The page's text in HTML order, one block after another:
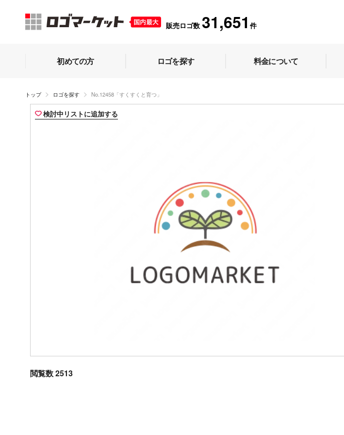
販売ロゴ数 31,651 件
初めての方 ロゴを探す 料金について
トップ ロゴを探す No.12458「すくすくと育つ」
検討中リストに追加する
閲覧数 2513